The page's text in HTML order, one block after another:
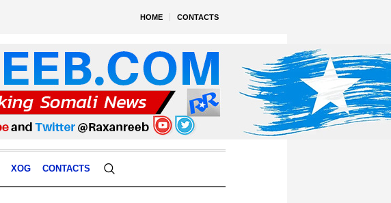
HOME CONTACTS
XOG CONTACTS